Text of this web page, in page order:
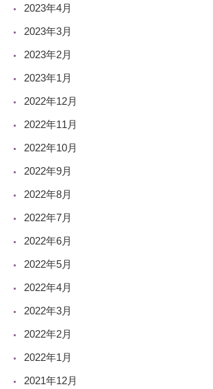
2023年4月
2023年3月
2023年2月
2023年1月
2022年12月
2022年11月
2022年10月
2022年9月
2022年8月
2022年7月
2022年6月
2022年5月
2022年4月
2022年3月
2022年2月
2022年1月
2021年12月